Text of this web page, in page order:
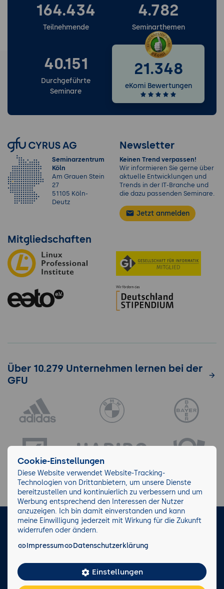
164.434
Teilnehmende
4.782
Seminarthemen
40.151
Durchgeführte
Seminare
21.348
eKomi Bewertungen
Seminarzentrum
Köln
Am Grauen Stein
27
51105 Köln-
Deutz
Newsletter
Keinen Trend verpassen!
Wir informieren Sie gerne über
aktuelle Entwicklungen und
Trends in der IT-Branche und
die dazu passenden Seminare.
Jetzt anmelden
Mitgliedschaften
Über 10.279 Unternehmen lernen bei der
GFU
LinkedIn Facebook
Facts
Cookie-Einstellungen
Diese Website verwendet Website-Tracking-
Technologien von Drittanbietern, um unsere Dienste
bereitzustellen und kontinuierlich zu verbessern und um
Werbung entsprechend den Interessen der Nutzer
anzuzeigen. Ich bin damit einverstanden und kann
meine Einwilligung jederzeit mit Wirkung für die Zukunft
widerrufen oder ändern.
Impressum
Datenschutzerklärung
Einstellungen